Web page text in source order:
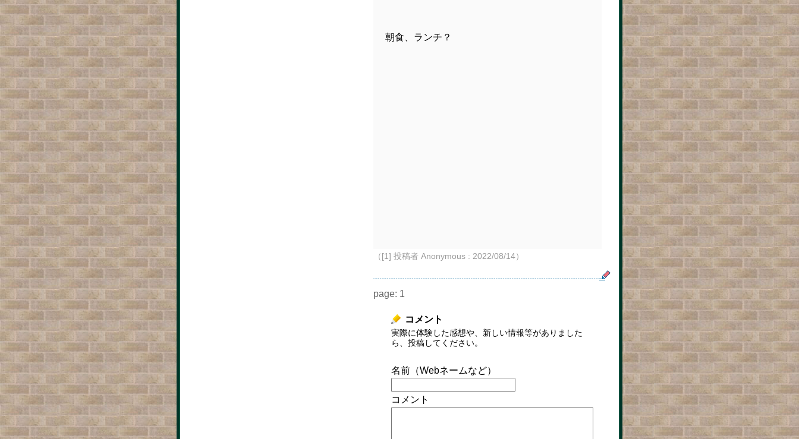
朝食、ランチ？
（[1] 投稿者 Anonymous : 2022/08/14）
page: 1
コメント
実際に体験した感想や、新しい情報等がありました
ら、投稿してください。
名前（Webネームなど）
コメント